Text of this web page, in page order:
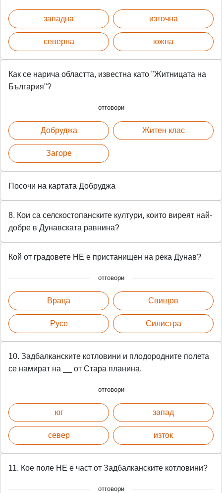
западна
северна
източна
южна
Как се нарича областта, известна като "Житницата на
България"?
отговори
Добруджа
Загоре
Житен клас
Посочи на картата Добруджа
8. Кои са селскостопанските култури, които виреят най-
добре в Дунавската равнина?
Кой от градовете НЕ е пристанищен на река Дунав?
отговори
Враца
Русе
Свищов
Силистра
10. Задбалканските котловини и плодородните полета
се намират на __ от Стара планина.
отговори
юг
север
запад
изток
11. Кое поле НЕ е част от Задбалканските котловини?
отговори